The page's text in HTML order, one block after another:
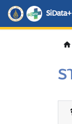
SiData+